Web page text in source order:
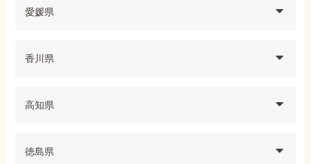
愛媛県
香川県
高知県
徳島県